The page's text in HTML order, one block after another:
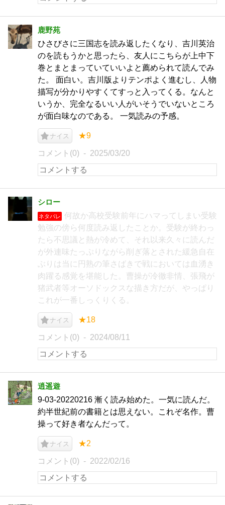
鹿野苑
ひさびさに三国志を読み返したくなり、吉川英治
のを読もうかと思ったら、友人にこちらが上中下
巻とまとまっていていいよと薦められて読んでみ
た。 面白い。吉川版よりテンポよく進むし、人物
描写が分かりやすくてすっと入ってくる。なんと
いうか、完全なるいい人がいそうでいないところ
が面白味なのである。 一気読みの予感。
ナイス ★9
コメント(0) 2025/03/20
シロー
ネタバレ
何故か高校受験前年にハマってしまい受験
勉強の傍ら何度読み返したことか。受験が終わっ
たら不思議と熱が冷めて、それ以来久々に読んだ
が外連味たっぷりながら削ぎ落とされた緩急自在
ぶりは当に円熟の筆さばきで戦においては血湧き
肉躍る感覚を堪能した。曹操が冷徹非情、張飛が
猪武者等オーソドックスな描き方だが、やっぱり
これが一番しっくりくる。
ナイス ★18
コメント(0) 2024/08/11
逍遥遊
9-03-20220216 漸く読み始めた。一気に読んだ。
約半世紀前の書籍とは思えない。これぞ名作。曹
操って好き者なんだって。
ナイス ★2
コメント(0) 2022/02/16